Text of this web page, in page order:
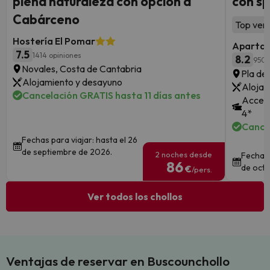
Cabárceno
Hostería El Pomar
7.5 1414 opiniones
Novales, Costa de Cantabria
Alojamiento y desayuno
Cancelación GRATIS hasta 11 días antes
Fechas para viajar: hasta el 26
de septiembre de 2026.
2 noches desde
86€/pers.
Top
8.2 950
Pla
4*
de
Ver todos los chollos
Ventajas de reservar en Buscounchollo